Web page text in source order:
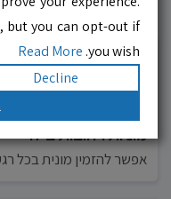
עסקים מומלצים!
10.0
מוניות רחובות בילו
אפשר להזמין מונית בכל רגע
but you can opt-out if
you wish.
Read More
Decline